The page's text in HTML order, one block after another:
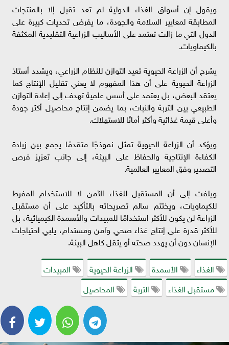
ويقول إن أسواق الغذاء الدولية لم تعد تقبل إلا بالمنتجات
المطابقة لمعايير السلامة والجودة، ما يفرض تحديات كبيرة على
الدول التي ما زالت تعتمد على الأساليب الزراعية التقليدية المكثفة
بالكيماويات.
يشرح أن الزراعة الحيوية تعيد التوازن للنظام الزراعي، ويشدد أستاذ
الزراعة الحيوية على أن هذا المفهوم لا يعني تقليل الإنتاج كما
يعتقد البعض، بل يعتمد على أسس علمية تهدف إلى إعادة التوازن
الطبيعي بين التربة والنبات، بما يضمن إنتاج محاصيل أكثر جودة
وأعلى قيمة غذائية وأكثر أمانًا للاستهلاك.
ويؤكد أن الزراعة الحيوية تمثل نموذجًا متقدمًا يجمع بين زيادة
الكفاءة الإنتاجية والحفاظ على البيئة، إلى جانب تعزيز فرص
التصدير وفق المعايير العالمية.
ويلفت إلى أن المستقبل للغذاء الآمن لا للاستخدام المفرط
للكيماويات، ويختتم سالم تصريحاته بالتأكيد على أن مستقبل
الزراعة لن يكون للأكثر استخدامًا للمبيدات والأسمدة الكيميائية، بل
للأكثر قدرة على إنتاج غذاء صحي وآمن ومستدام، يلبي احتياجات
الإنسان دون أن يهدد صحته أو يثقل كاهل البيئة.
الغذاء
الأسمدة الزراعة الحيوية
المبيدات
مستقبل الغذاء
التربة المحاصيل